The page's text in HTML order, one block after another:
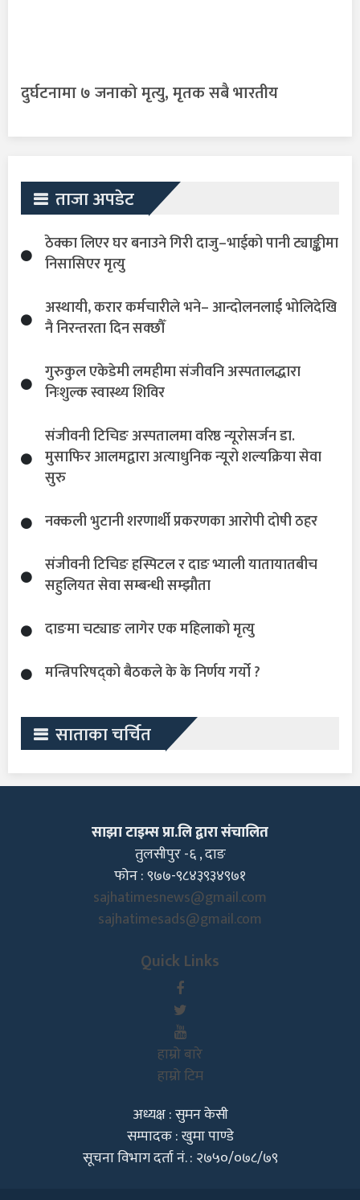
दुर्घटनामा ७ जनाको मृत्यु, मृतक सबै भारतीय
ताजा अपडेट
ठेक्का लिएर घर बनाउने गिरी दाजु–भाईको पानी ट्याङ्कीमा
निसासिएर मृत्यु
अस्थायी, करार कर्मचारीले भने– आन्दोलनलाई भोलिदेखि
नै निरन्तरता दिन सक्छौँ
गुरुकुल एकेडेमी लमहीमा संजीवनि अस्पतालद्धारा
निःशुल्क स्वास्थ्य शिविर
संजीवनी टिचिङ अस्पतालमा वरिष्ठ न्यूरोसर्जन डा.
मुसाफिर आलमद्वारा अत्याधुनिक न्यूरो शल्यक्रिया सेवा
सुरु
नक्कली भुटानी शरणार्थी प्रकरणका आरोपी दोषी ठहर
संजीवनी टिचिङ हस्पिटल र दाङ भ्याली यातायातबीच
सहुलियत सेवा सम्बन्धी सम्झौता
दाङमा चट्याङ लागेर एक महिलाको मृत्यु
मन्त्रिपरिषद्को बैठकले के के निर्णय गर्यो ?
साताका चर्चित
साझा टाइम्स प्रा.लि द्वारा संचालित
तुलसीपुर -६ , दाङ
फोन : ९७७-९८४३९३४९७१
sajhatimesnews@gmail.com
sajhatimesads@gmail.com
Quick Links
हाम्रो बारे
हाम्रो टिम
अध्यक्ष : सुमन केसी
सम्पादक : खुमा पाण्डे
सूचना विभाग दर्ता नं. : २७५०/०७८/७९